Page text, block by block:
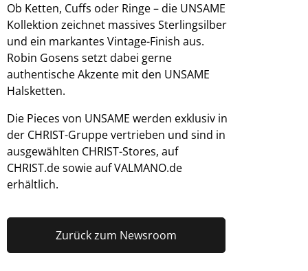
Ob Ketten, Cuffs oder Ringe – die UNSAME
Kollektion zeichnet massives Sterlingsilber
und ein markantes Vintage-Finish aus.
Robin Gosens setzt dabei gerne
authentische Akzente mit den UNSAME
Halsketten.
Die Pieces von UNSAME werden exklusiv in
der CHRIST-Gruppe vertrieben und sind in
ausgewählten CHRIST-Stores, auf
CHRIST.de sowie auf VALMANO.de
erhältlich.
Zurück zum Newsroom